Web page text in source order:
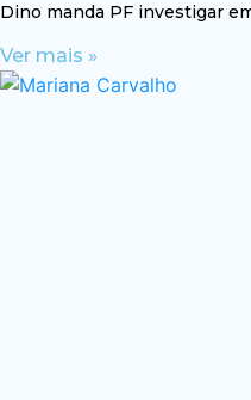
Dino manda PF investigar
Ver mais »